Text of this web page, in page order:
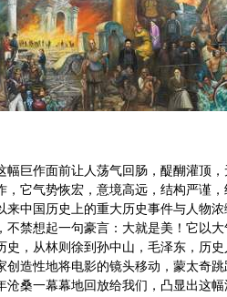
幅巨作面前让人荡气回肠，醍醐灌顶
，它气势恢宏，意境高远，结构严谨
来中国历史上的重大历史事件与人物
不禁想起一句豪言：大就是美！它以
史，从林则徐到孙中山，毛泽东，历
创造性地将电影的镜头移动，蒙太奇
沧桑一幕幕地回放给我们，凸显出这